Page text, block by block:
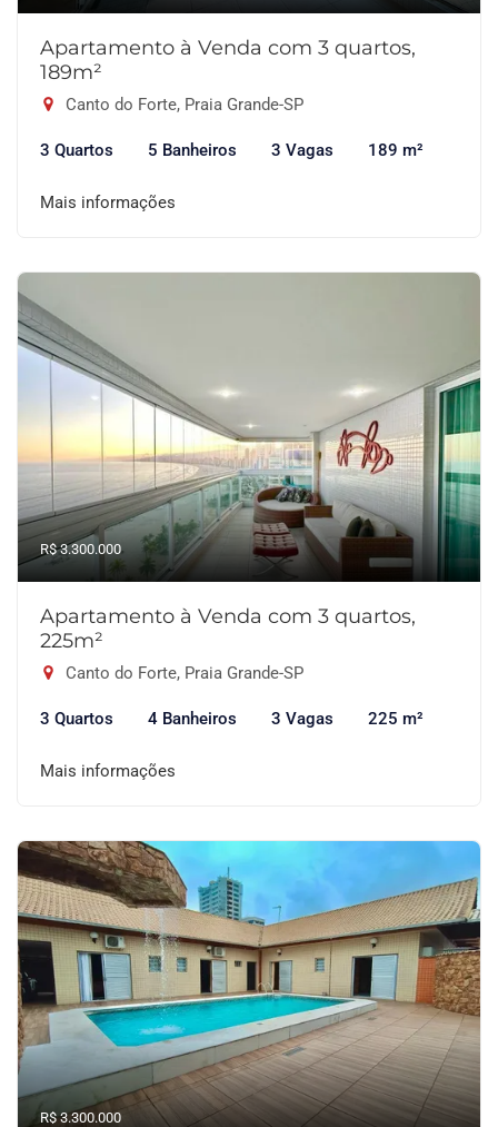
Apartamento à Venda com 3 quartos,
189m²
Canto do Forte, Praia Grande-SP
3 Quartos 5 Banheiros 3 Vagas 189 m²
Mais informações
R$ 3.300.000
Apartamento à Venda com 3 quartos,
225m²
Canto do Forte, Praia Grande-SP
3 Quartos 4 Banheiros 3 Vagas 225 m²
Mais informações
R$ 3.300.000